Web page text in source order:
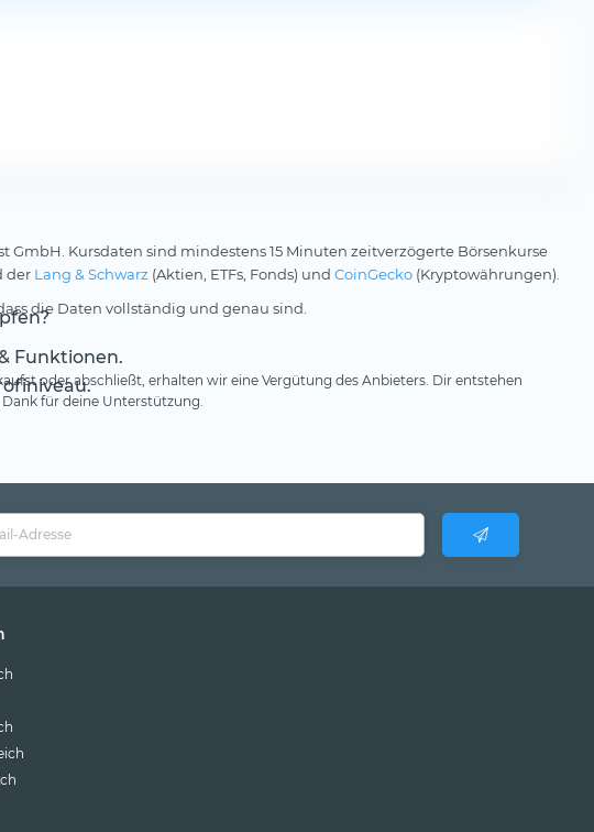
Funktionen.
GmbH. Kursdaten sind mindestens 15 Minuten zeitverzögerte Börsenkurse
der Lang & Schwarz (Aktien, ETFs, Fonds) und CoinGecko (Kryptowährungen).
die Daten vollständig und genau sind.
oder abschließt, erhalten wir eine Vergütung des Anbieters. Dir entstehen
für deine Unterstützung.